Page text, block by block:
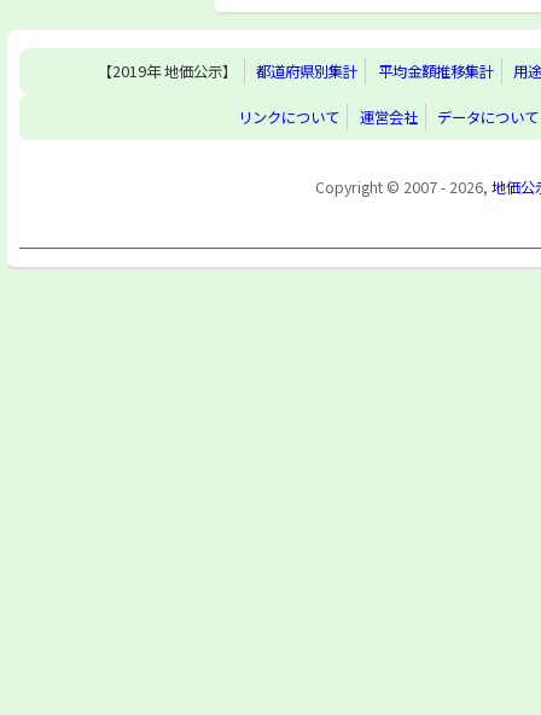
【2019年 地価公示】 都道府県別集計 平均金額推移集計 用
リンクについて 運営会社 データについて
Copyright © 2007 - 2026, 地価公